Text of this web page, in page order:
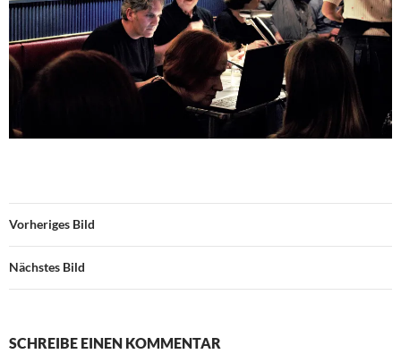
Vorheriges Bild
Nächstes Bild
SCHREIBE EINEN KOMMENTAR